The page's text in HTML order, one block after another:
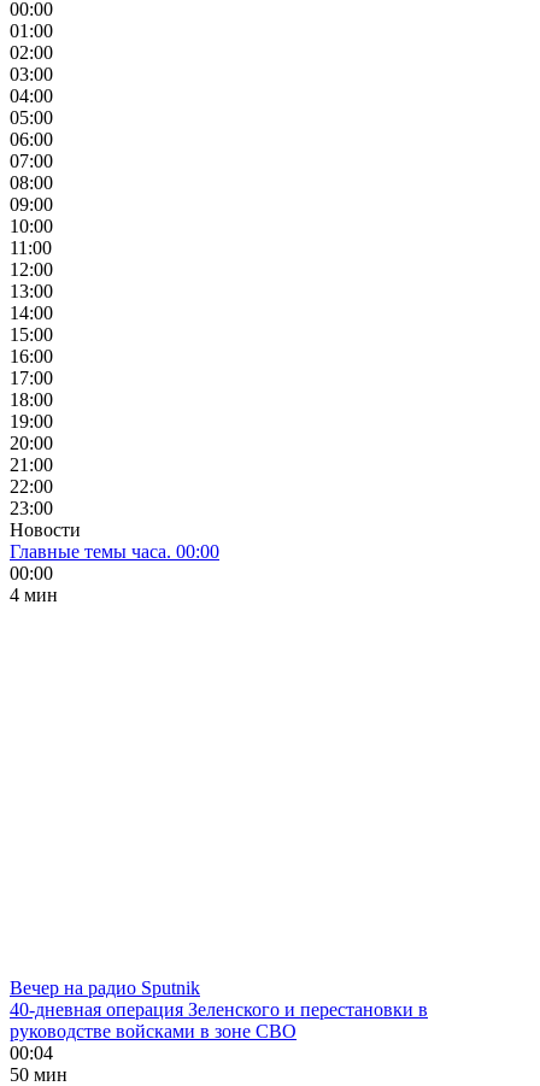
00:00
01:00
02:00
03:00
04:00
05:00
06:00
07:00
08:00
09:00
10:00
11:00
12:00
13:00
14:00
15:00
16:00
17:00
18:00
19:00
20:00
21:00
22:00
23:00
Новости
Главные темы часа. 00:00
00:00
4 мин
Вечер на радио Sputnik
40-дневная операция Зеленского и перестановки в
руководстве войсками в зоне СВО
00:04
50 мин